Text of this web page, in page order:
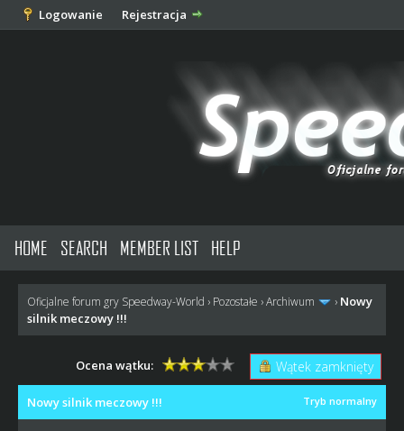
Logowanie Rejestracja
HOME SEARCH MEMBER LIST HELP
Oficjalne forum gry Speedway-World › Pozostałe ›Archiwum › Nowy
silnik meczowy !!!
Wątek zamknięty
Ocena wątku:
Tryb normalny
Nowy silnik meczowy !!!